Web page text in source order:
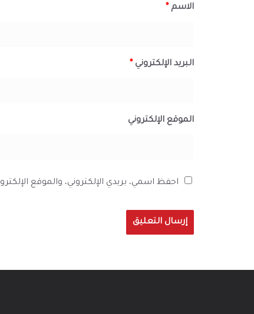
الاسم *
البريد الإلكتروني *
الموقع الإلكتروني
احفظ اسمي، بريدي الإلكتروني، والموقع